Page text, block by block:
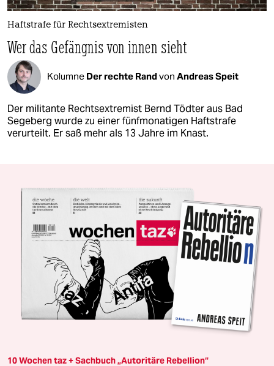
Haftstrafe für Rechtsextremisten
Wer das Gefängnis von innen sieht
Kolumne Der rechte Randvon Andreas Speit
Der militante Rechtsextremist Bernd Tödter aus Bad
Segeberg wurde zu einer fünfmonatigen Haftstrafe
verurteilt. Er saß mehr als 13 Jahre im Knast.
10 Wochen taz + Sachbuch „Autoritäre Rebellion“